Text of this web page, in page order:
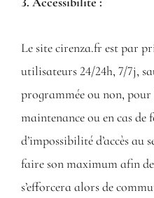
Le site cirenza.fr est par
utilisateurs 24/24h, 7/7j,
programmée ou non, pour
maintenance ou en cas de
d’impossibilité d’accès au
faire son maximum afin
s’efforcera alors de